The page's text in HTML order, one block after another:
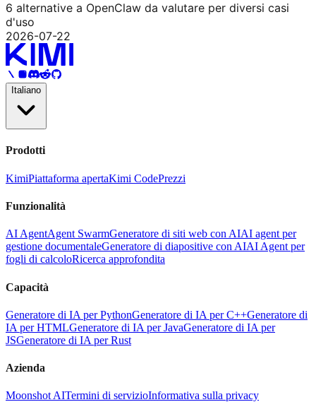
6 alternative a OpenClaw da valutare per diversi casi
d'uso
2026-07-22
Italiano
Prodotti
KimiPiattaforma apertaKimi CodePrezzi
Funzionalità
AI AgentAgent SwarmGeneratore di siti web con AIAI agent per
gestione documentaleGeneratore di diapositive con AIAI Agent per
fogli di calcoloRicerca approfondita
Capacità
Generatore di IA per PythonGeneratore di IA per C++Generatore di
IA per HTMLGeneratore di IA per JavaGeneratore di IA per
JSGeneratore di IA per Rust
Azienda
Moonshot AITermini di servizioInformativa sulla privacy